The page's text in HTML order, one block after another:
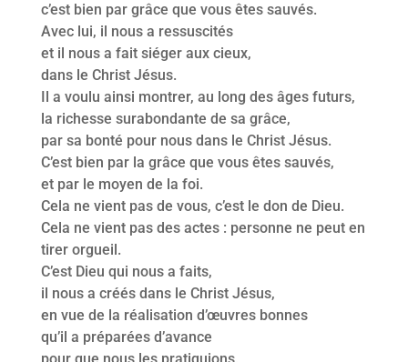
c’est bien par grâce que vous êtes sauvés.
Avec lui, il nous a ressuscités
et il nous a fait siéger aux cieux,
dans le Christ Jésus.
Il a voulu ainsi montrer, au long des âges futurs,
la richesse surabondante de sa grâce,
par sa bonté pour nous dans le Christ Jésus.
C’est bien par la grâce que vous êtes sauvés,
et par le moyen de la foi.
Cela ne vient pas de vous, c’est le don de Dieu.
Cela ne vient pas des actes : personne ne peut en
tirer orgueil.
C’est Dieu qui nous a faits,
il nous a créés dans le Christ Jésus,
en vue de la réalisation d’œuvres bonnes
qu’il a préparées d’avance